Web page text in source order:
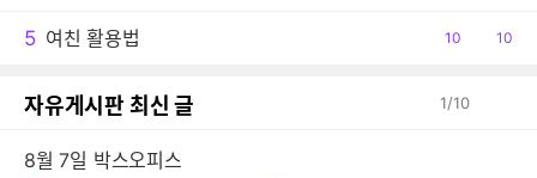
5 여친 활용법
공
10
댓
10
자유게시판 최신 글 1/10
8월 7일 박스오피스